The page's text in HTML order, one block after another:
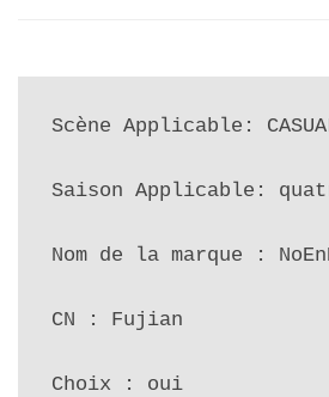
Scène Applicable:
Saison Applicable:
Nom de la marque :
CN : Fujian
Choix : oui